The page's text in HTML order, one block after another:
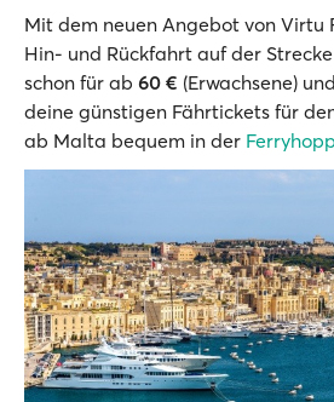
Mit dem neuen Angebot von Virtu
Hin- und Rückfahrt auf der
schon für ab 60 € (Erwachsene) und
deine günstigen Fährtickets für
ab Malta bequem in der